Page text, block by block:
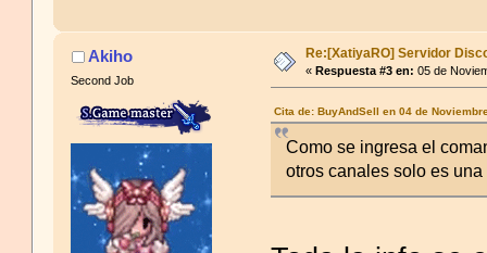
Akiho
Second Job
Re:[XatiyaRO] Servidor
«Respuesta #3 en: 05 de
Cita de: BuyAndSell en 04 de
Como se ingresa el
otros canales solo es